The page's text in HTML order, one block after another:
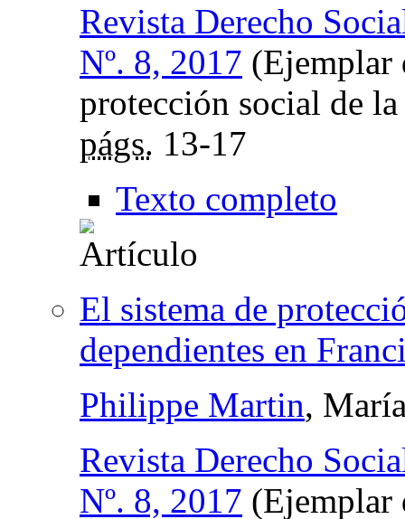
Revista Derecho
Nº. 8, 2017 (Ejemplar
protección social de
págs. 13-17
Texto completo
El sistema de
dependientes en
Philippe Martin,
Revista Derecho
Nº. 8, 2017 (Ejemplar